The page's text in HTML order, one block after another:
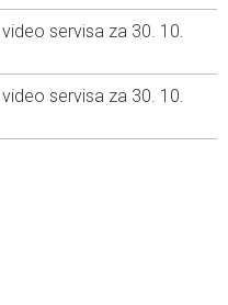
servisa za 30. 10.
servisa za 30. 10.